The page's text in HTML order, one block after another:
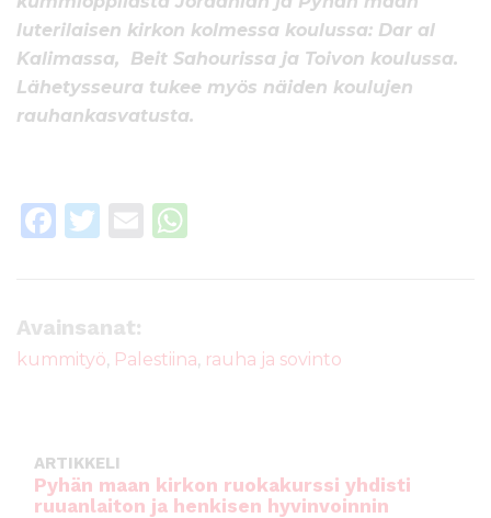
luterilaisen kirkon kolmessa koulussa: Dar al
Kalimassa, Beit Sahourissa ja Toivon koulussa.
Lähetysseura tukee myös näiden koulujen
rauhankasvatusta.
F
e
b
k
T
te
r
E
A
Avainsanat:
kummityö, Palestiina, rauha ja sovinto
ARTIKKELI
Pyhän maan kirkon ruokakurssi yhdisti
ruuanlaiton ja henkisen hyvinvoinnin